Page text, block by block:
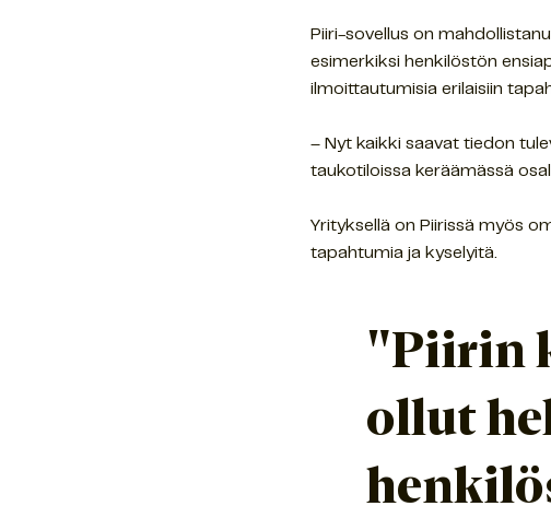
Piiri-sovellus on
esimerkiksi henkilöstön
ilmoittautumisia erilaisiin
– Nyt kaikki saavat tiedon
taukotiloissa keräämässä
Yrityksellä on Piirissä myös
tapahtumia ja kyselyitä.
"Piirin
ollut